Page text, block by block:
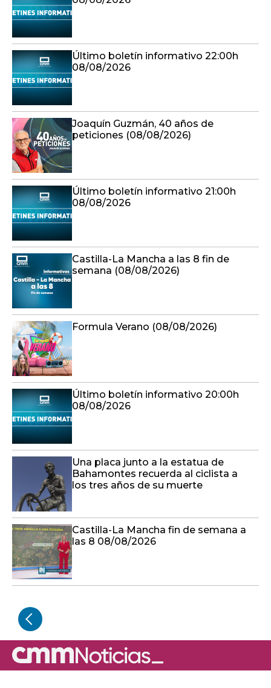
Último boletín informativo 22:00h
08/08/2026
Joaquín Guzmán, 40 años de
peticiones (08/08/2026)
Último boletín informativo 21:00h
08/08/2026
Castilla-La Mancha a las 8 fin de
semana (08/08/2026)
Formula Verano (08/08/2026)
Último boletín informativo 20:00h
08/08/2026
Una placa junto a la estatua de
Bahamontes recuerda al ciclista a
los tres años de su muerte
Castilla-La Mancha fin de semana a
las 8 08/08/2026